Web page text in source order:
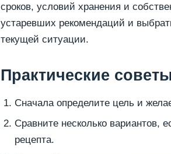
сроков, условий хранения и
устаревших рекомендаций и
текущей ситуации.
Практические
Сначала определите цель и
Сравните несколько вариантов,
рецепта.